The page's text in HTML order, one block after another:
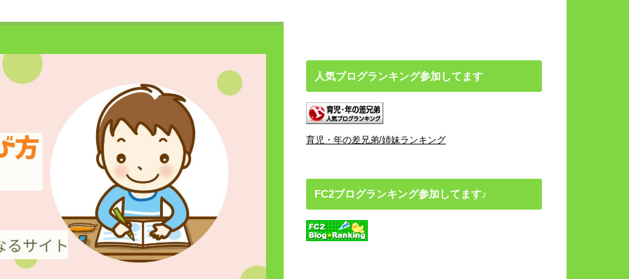
人気ブログランキング参加してます
育児・年の差兄弟/姉妹ランキング
FC2ブログランキング参加してます♪